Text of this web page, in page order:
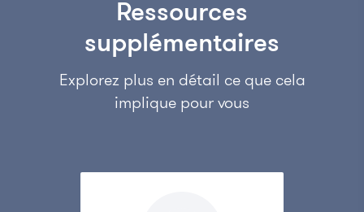
Ressources
supplémentaires
Explorez plus en détail ce que cela
implique pour vous